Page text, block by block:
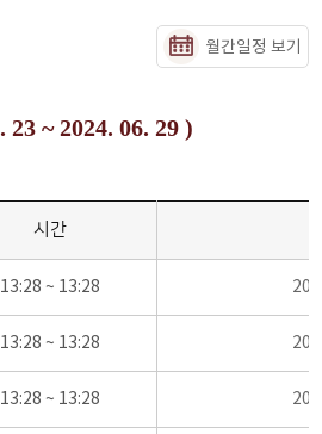
월간일정 보기
~ 2024. 06. 29 )
시간
13:28 ~ 13:28
13:28 ~ 13:28
13:28 ~ 13:28